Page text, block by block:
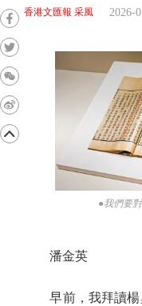
香港文匯報 采風 2026-
●我們要
潘金英
早前，我拜讀楊